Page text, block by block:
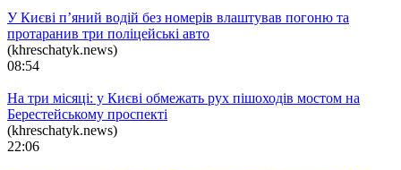
У Києві п’яний водій без номерів влаштував погоню та
протаранив три поліцейські авто
(khreschatyk.news)
08:54
На три місяці: у Києві обмежать рух пішоходів мостом на
Берестейському проспекті
(khreschatyk.news)
22:06